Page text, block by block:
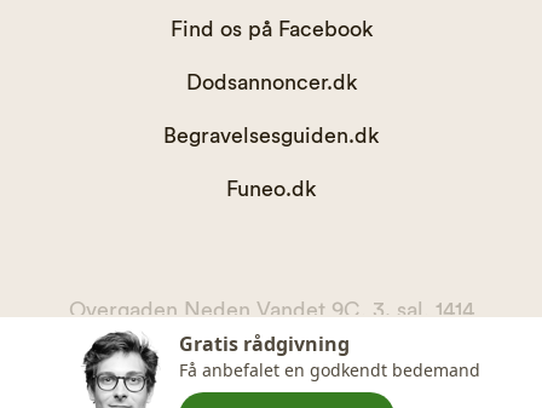
Find os på Facebook
Dodsannoncer.dk
Begravelsesguiden.dk
Funeo.dk
Overgaden Neden Vandet 9C, 3. sal, 1414
København K
kontakt@begravelsesguiden.dk, telefon 71 71 11 00
Gratis rådgivning
Få anbefalet en godkendt bedemand